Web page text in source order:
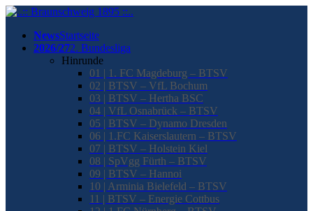
NewsStartseite
2026/272. Bundesliga
Hinrunde
01 | 1. FC Magdeburg – BTSV
02 | BTSV – VfL Bochum
03 | BTSV – Hertha BSC
04 | VfL Osnabrück – BTSV
05 | BTSV – Dynamo Dresden
06 | 1.FC Kaiserslautern – BTSV
07 | BTSV – Holstein Kiel
08 | SpVgg Fürth – BTSV
09 | BTSV – Hannoi
10 | Arminia Bielefeld – BTSV
11 | BTSV – Energie Cottbus